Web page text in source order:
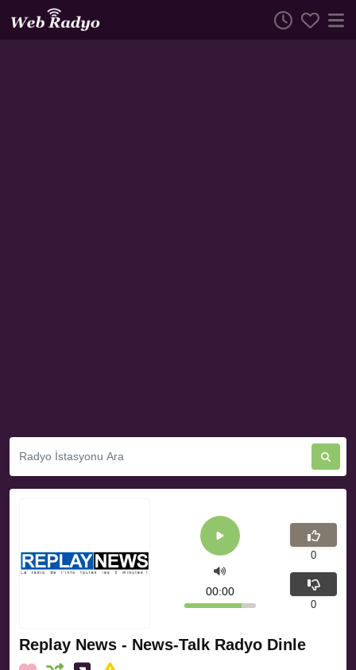
Replay News - News-Talk Radyo Dinle
00:00
0
0